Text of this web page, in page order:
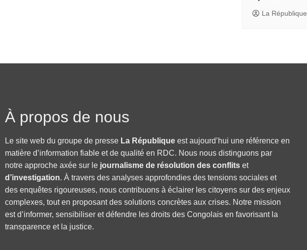
La République
À propos de nous
Le site web du groupe de presse La République est aujourd’hui une référence en
matière d’information fiable et de qualité en RDC. Nous nous distinguons par
notre approche axée sur le journalisme de résolution des conflits et
d’investigation. À travers des analyses approfondies des tensions sociales et
des enquêtes rigoureuses, nous contribuons à éclairer les citoyens sur des enjeux
complexes, tout en proposant des solutions concrètes aux crises. Notre mission
est d’informer, sensibiliser et défendre les droits des Congolais en favorisant la
transparence et la justice.